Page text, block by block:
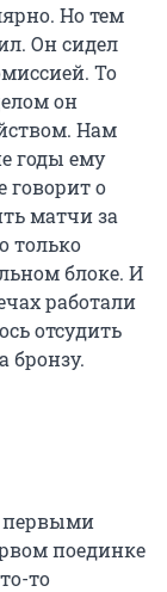
Но тем
Он сидел
То
он
Нам
годы ему
говорит о
матчи за
только
блоке. И
работали
отсудить
бронзу.
первыми
поединке
то